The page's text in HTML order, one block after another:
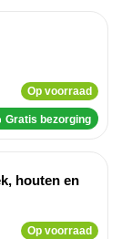
Op voorraad
Gratis bezorging
houten en
Op voorraad